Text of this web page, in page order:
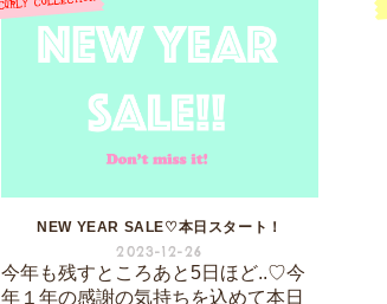
NEW YEAR SALE♡本日スタート！
2023-12-26
今年も残すところあと5日ほど..♡今
年１年の感謝の気持ちを込めて本日